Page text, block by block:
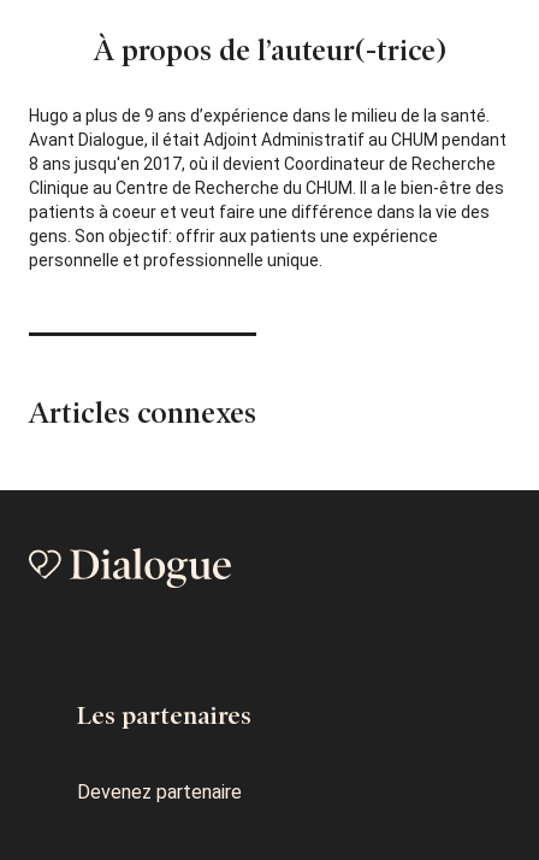
À propos de l’auteur(-trice)
Hugo a plus de 9 ans d’expérience dans le milieu de la santé.
Avant Dialogue, il était Adjoint Administratif au CHUM pendant
8 ans jusqu'en 2017, où il devient Coordinateur de Recherche
Clinique au Centre de Recherche du CHUM. Il a le bien-être des
patients à coeur et veut faire une différence dans la vie des
gens. Son objectif: offrir aux patients une expérience
personnelle et professionnelle unique.
Articles connexes
Les partenaires
Devenez partenaire